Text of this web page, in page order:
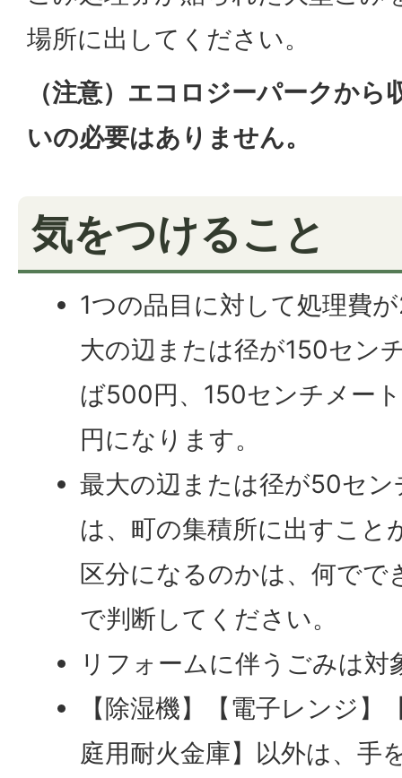
場所に出してください。
（注意）エコロジーパークか
いの必要はありません。
気をつけること
1つの品目に対して処理費
大の辺または径が150セン
ば500円、150センチメー
円になります。
最大の辺または径が50セ
は、町の集積所に出すこと
区分になるのかは、何でで
で判断してください。
リフォームに伴うごみは対
【除湿機】【電子レンジ】
庭用耐火金庫】以外は、手